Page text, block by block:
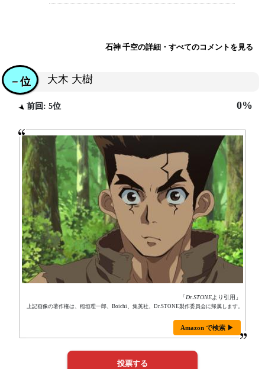
石神 千空の詳細・すべてのコメントを見る
大木 大樹
－位
前回: 5位 0%
「Dr.STONEより引用」
上記画像の著作権は、稲垣理一郎、Boichi、集英社、Dr.STONE製作委員会に帰属します。
Amazon で検索 ▶